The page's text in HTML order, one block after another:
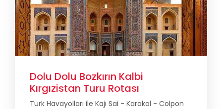
Dolu Dolu Bozkırın Kalbi
Kırgızistan Turu Rotası
Türk Havayolları ile Kajı Sai - Karakol - Colpon